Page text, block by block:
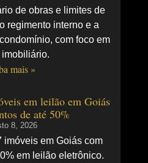
de obras e limites de
regimento interno e a
com foco em
mais »
em leilão em Goiás
de até 50%
8, 2026
imóveis em Goiás com
em leilão eletrônico.